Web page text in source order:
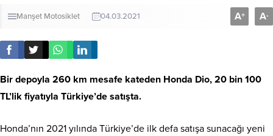
Manşet Motosiklet 04.03.2021 A+ A-
Bir depoyla 260 km mesafe kateden Honda Dio, 20 bin 100
TL’lik fiyatıyla Türkiye’de satışta.
Honda’nın 2021 yılında Türkiye’de ilk defa satışa sunacağı yeni